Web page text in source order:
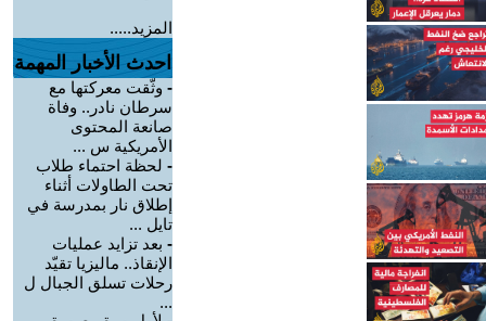
المزيد.....
احدث الأخبار المهمة
- وثّقت معركتها مع
سرطان نادر.. وفاة
صانعة المحتوى
الأمريكية س ...
- لحظة احتماء طلاب
تحت الطاولات أثناء
إطلاق نار بمدرسة في
تايل ...
- بعد تزايد عمليات
الإنقاذ.. ماليزيا تقيّد
رحلات تسلق الجبال ل
...